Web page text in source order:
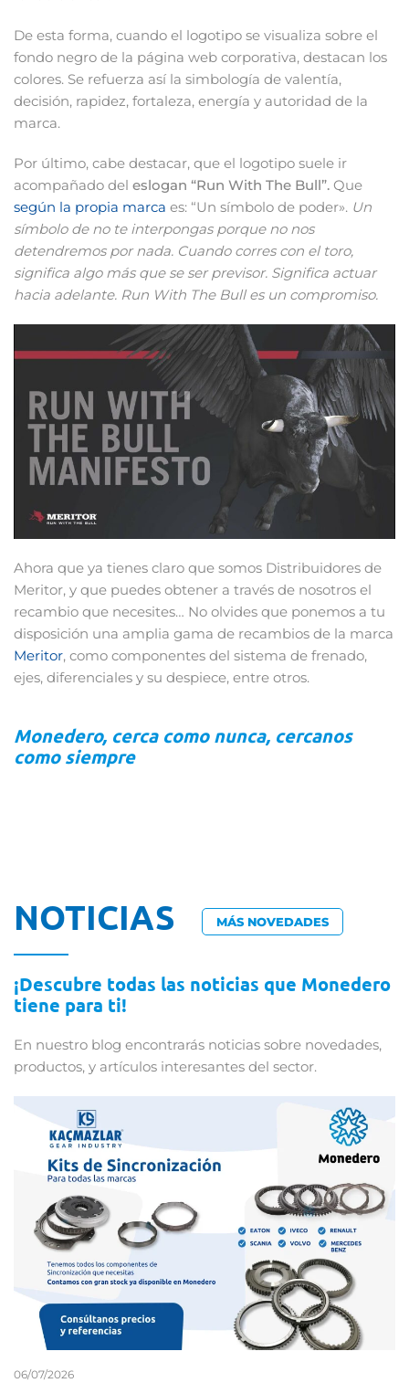
De esta forma, cuando el logotipo se visualiza sobre el
fondo negro de la página web corporativa, destacan los
colores. Se refuerza así la simbología de valentía,
decisión, rapidez, fortaleza, energía y autoridad de la
marca.
Por último, cabe destacar, que el logotipo suele ir
acompañado del eslogan “Run With The Bull”. Que
según la propia marca es: “Un símbolo de poder». Un
símbolo de no te interpongas porque no nos
detendremos por nada. Cuando corres con el toro,
significa algo más que se ser previsor. Significa actuar
hacia adelante. Run With The Bull es un compromiso.
Ahora que ya tienes claro que somos Distribuidores de
Meritor, y que puedes obtener a través de nosotros el
recambio que necesites… No olvides que ponemos a tu
disposición una amplia gama de recambios de la marca
Meritor, como componentes del sistema de frenado,
ejes, diferenciales y su despiece, entre otros.
Monedero, cerca como nunca, cercanos
como siempre
NOTICIAS MÁS NOVEDADES
¡Descubre todas las noticias que Monedero
tiene para ti!
En nuestro blog encontrarás noticias sobre novedades,
productos, y artículos interesantes del sector.
06/07/2026